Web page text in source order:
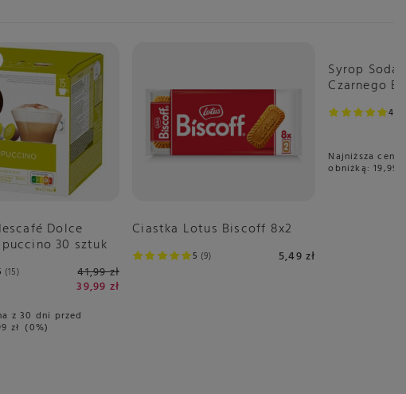
15
Dolce
30 sztuk
41,99 zł
39,99 zł
z 30 dni przed
zł 0%
5 9
Ciastka Lotus Biscoff 8x2
5,49 zł
Syrop
Czarnego
Najniższa
obniżką:19,99